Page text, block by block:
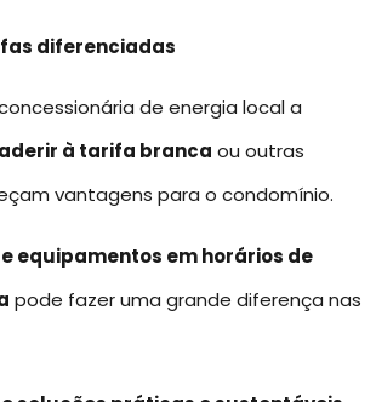
diferenciadas
de energia local a
aderir à tarifa branca ou outras
vantagens para o condomínio.
equipamentos em horários de
pode fazer uma grande diferença nas